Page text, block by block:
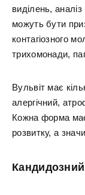
виділень,
можуть бути
контагіозного
трихомонади,
Вульвіт має
алергічний,
Кожна форма має
розвитку, а
Кандидозний